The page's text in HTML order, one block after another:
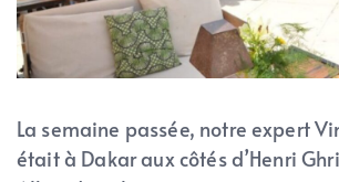
La semaine passée, notre expert
était à Dakar aux côtés d’Henri